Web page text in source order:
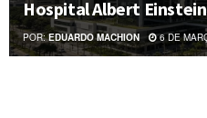
Hospital Albert Einstein
POR: EDUARDO MACHION 6 DE